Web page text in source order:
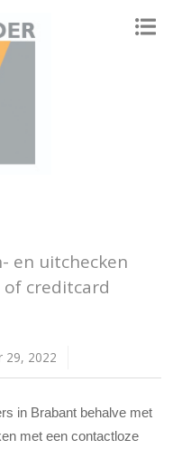
en uitchecken
creditcard
29, 2022
in Brabant behalve met
met een contactloze